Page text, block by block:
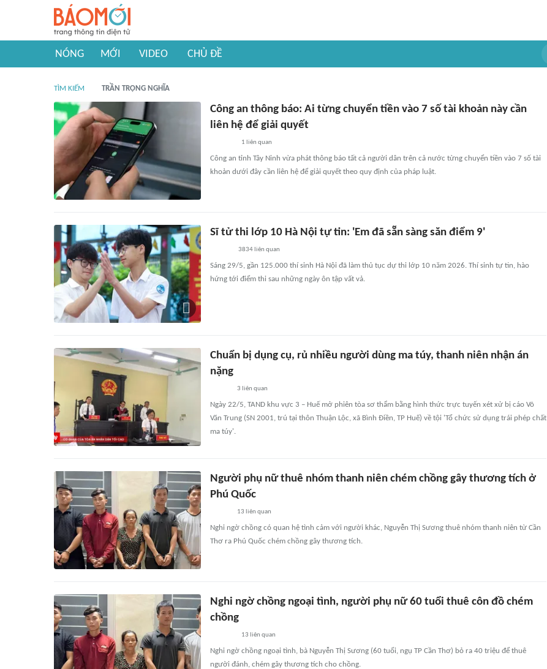
NÓNG MỚI VIDEO CHỦ ĐỀ
TÌM KIẾM TRẦN TRỌNG NGHĨA
Công an thông báo: Ai từng chuyển tiền vào 7 số tài khoản này cần
liên hệ để giải quyết
1 liên quan
Công an tỉnh Tây Ninh vừa phát thông báo tất cả người dân trên cả nước từng chuyển tiền vào 7 số tài
khoản dưới đây cần liên hệ để giải quyết theo quy định của pháp luật.
Sĩ tử thi lớp 10 Hà Nội tự tin: 'Em đã sẵn sàng săn điểm 9'
3834liên quan
Sáng 29/5, gần 125.000 thí sinh Hà Nội đã làm thủ tục dự thi lớp 10 năm 2026. Thí sinh tự tin, hào
hứng tới điểm thi sau những ngày ôn tập vất vả.
Chuẩn bị dụng cụ, rủ nhiều người dùng ma túy, thanh niên nhận án
nặng
3 liên quan
Ngày 22/5, TAND khu vực 3 – Huế mở phiên tòa sơ thẩm bằng hình thức trực tuyến xét xử bị cáo Võ
Văn Trung (SN 2001, trú tại thôn Thuận Lộc, xã Bình Điền, TP Huế) về tội 'Tổ chức sử dụng trái phép chất
ma túy'.
Người phụ nữ thuê nhóm thanh niên chém chồng gây thương tích ở
Phú Quốc
13 liên quan
Nghi ngờ chồng có quan hệ tình cảm với người khác, Nguyễn Thị Sương thuê nhóm thanh niên từ Cần
Thơ ra Phú Quốc chém chồng gây thương tích.
Nghi ngờ chồng ngoại tình, người phụ nữ 60 tuổi thuê côn đồ chém
chồng
13 liên quan
Nghi ngờ chồng ngoại tình, bà Nguyễn Thị Sương (60 tuổi, ngụ TP Cần Thơ) bỏ ra 40 triệu để thuê
người đánh, chém gây thương tích cho chồng.